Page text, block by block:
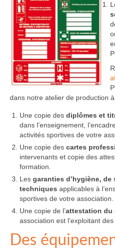
dans notre atelier de production à
Une copie des diplômes et
dans l’enseignement,
activités sportives de votre
Une copie des cartes
intervenants et copie des
formation.
Les garanties d’hygiène, de
techniques applicables à
sportives de votre association.
Une copie de l’attestation du
association est l’exploitant des
Des